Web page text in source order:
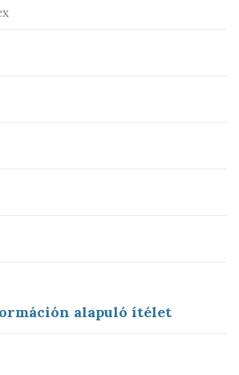
alapuló ítélet